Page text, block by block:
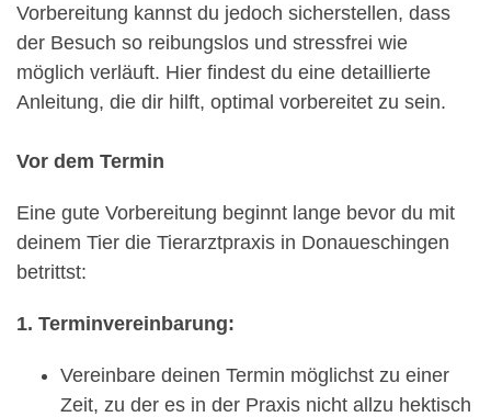
Vorbereitung kannst du jedoch sicherstellen, dass
der Besuch so reibungslos und stressfrei wie
möglich verläuft. Hier findest du eine detaillierte
Anleitung, die dir hilft, optimal vorbereitet zu sein.
Vor dem Termin
Eine gute Vorbereitung beginnt lange bevor du mit
deinem Tier die Tierarztpraxis in Donaueschingen
betrittst:
1. Terminvereinbarung:
Vereinbare deinen Termin möglichst zu einer
Zeit, zu der es in der Praxis nicht allzu hektisch